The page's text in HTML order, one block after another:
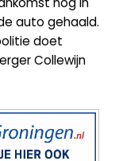
auto gehaald.
doet
Collewijn